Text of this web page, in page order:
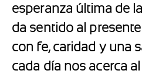
esperanza última de
da sentido al
con fe, caridad y una
cada día nos acerca